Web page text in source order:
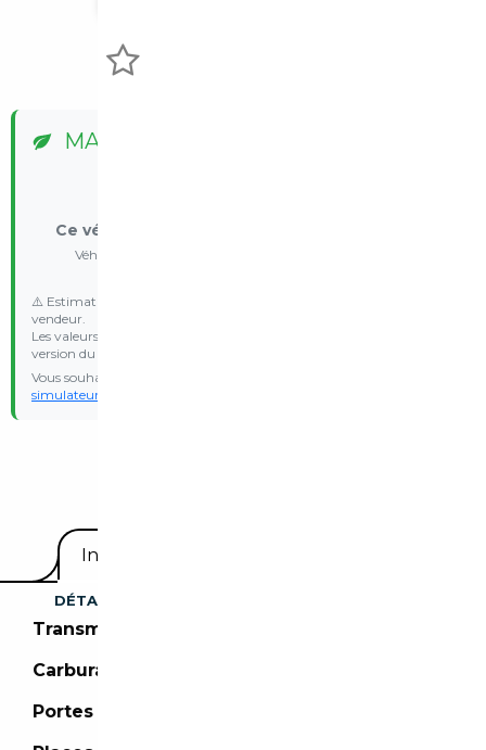
MALUS ÉCOLOGIQUE
Ce véhicule est exonéré du malus écologique
Véhicule électrique/essence - Exonération réglementaire
⚠️ Estimation indicative basée sur les données communiquées par le
vendeur.
Les valeurs d’émission WLTP et le malus réel peuvent varier selon la
version du véhicule.
Vous souhaitez une estimation personnalisée ? Essayez notre
simulateur de malus
Informations utiles
DÉTAILS DU VÉHICULE
Transmission :
Carburant :
Portes :